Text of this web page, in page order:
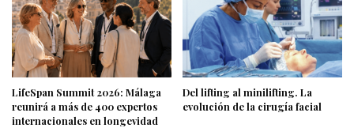
LifeSpan Summit 2026: Málaga
reunirá a más de 400 expertos
internacionales en longevidad
Del lifting al minilifting. La
evolución de la cirugía facial